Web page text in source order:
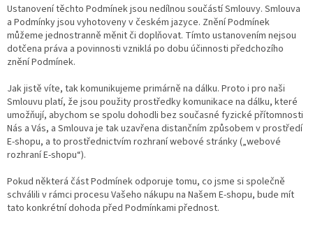
Ustanovení těchto Podmínek jsou nedílnou součástí Smlouvy. Smlouva
a Podmínky jsou vyhotoveny v českém jazyce. Znění Podmínek
můžeme jednostranně měnit či doplňovat. Tímto ustanovením nejsou
dotčena práva a povinnosti vzniklá po dobu účinnosti předchozího
znění Podmínek.
Jak jistě víte, tak komunikujeme primárně na dálku. Proto i pro naši
Smlouvu platí, že jsou použity prostředky komunikace na dálku, které
umožňují, abychom se spolu dohodli bez současné fyzické přítomnosti
Nás a Vás, a Smlouva je tak uzavřena distančním způsobem v prostředí
E-shopu, a to prostřednictvím rozhraní webové stránky („webové
rozhraní E-shopu“).
Pokud některá část Podmínek odporuje tomu, co jsme si společně
schválili v rámci procesu Vašeho nákupu na Našem E-shopu, bude mít
tato konkrétní dohoda před Podmínkami přednost.